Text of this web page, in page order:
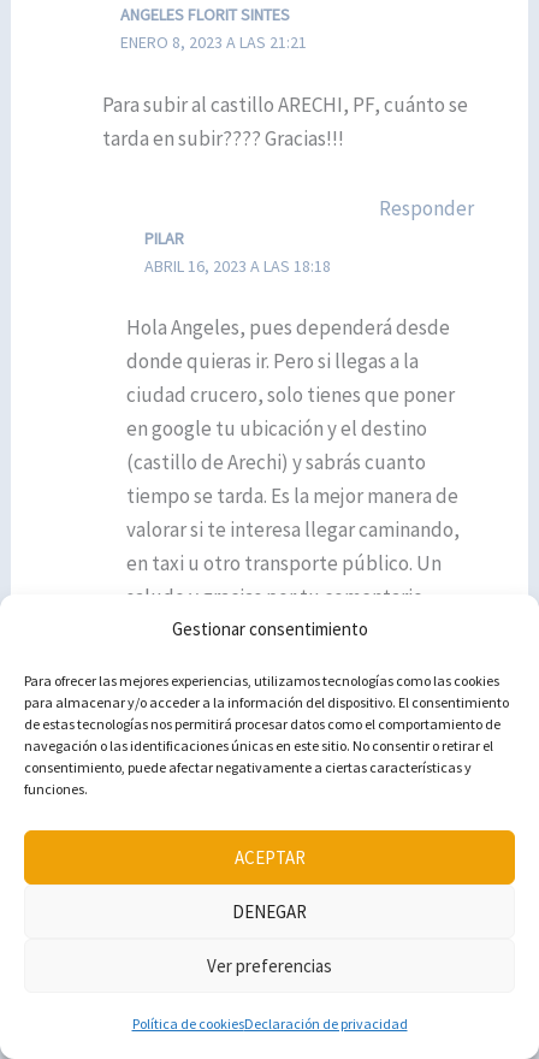
Gestionar consentimiento
Para ofrecer las mejores experiencias, utilizamos tecnologías como las cookies
para almacenar y/o acceder a la información del dispositivo. El consentimiento
de estas tecnologías nos permitirá procesar datos como el comportamiento de
navegación o las identificaciones únicas en este sitio. No consentir o retirar el
consentimiento, puede afectar negativamente a ciertas características y
funciones.
ACEPTAR
DENEGAR
Ver preferencias
Política de cookiesDeclaración de privacidad
ANGELES FLORIT SINTES
ENERO 8, 2023 A LAS 21:21
Para subir al castillo ARECHI, PF, cuánto se
tarda en subir???? Gracias!!!
Responder
PILAR
ABRIL 16, 2023 A LAS 18:18
Hola Angeles, pues dependerá desde
donde quieras ir. Pero si llegas a la
ciudad crucero, solo tienes que poner
en google tu ubicación y el destino
(castillo de Arechi) y sabrás cuanto
tiempo se tarda. Es la mejor manera de
valorar si te interesa llegar caminando,
en taxi u otro transporte público. Un
saludo y gracias por tu comentario
ANA OVAL
Hola Pilar!!! Hemos visitado una parte de Italia,
pero nos faltan aún muchas ciudades que visitar
recorrer ciudades llenas de historia, con sus
cascos antiguos, con preciosos y cuidados